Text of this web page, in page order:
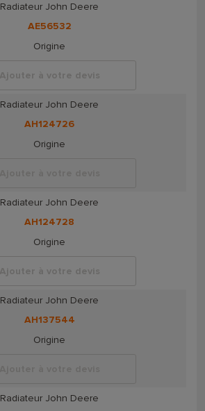
Radiateur John Deere
AE56532
Origine
Ajouter à votre devis
Radiateur John Deere
AH124726
Origine
Radiateur John Deere
AH124728
Origine
Ajouter à votre devis
Radiateur John Deere
AH137544
Origine
Radiateur John Deere